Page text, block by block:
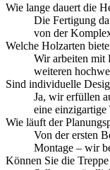
Wie lange dauert die
Die Fertigung
von der
Welche Holzarten
Wir arbeiten mit
weiteren
Sind individuelle
Ja, wir erfüllen
eine einzigartige
Wie läuft der
Von der ersten
Montage – wir
Können Sie die